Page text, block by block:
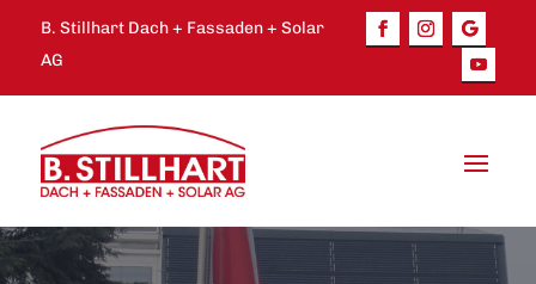
B. Stillhart Dach + Fassaden + Solar
AG